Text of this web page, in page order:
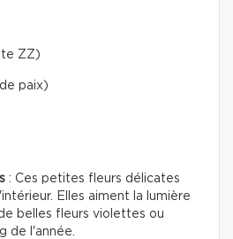
ZZ)
paix)
: Ces petites fleurs délicates
Elles aiment la lumière
belles fleurs violettes ou
de l'année.